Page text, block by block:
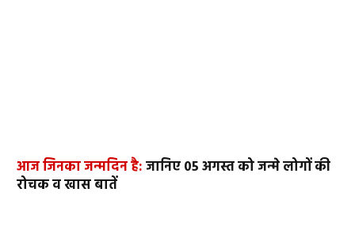
आज जिनका जन्मदिन है:जानिए 05 अगस्त को जन्मे लोगों की
रोचक व खास बातें